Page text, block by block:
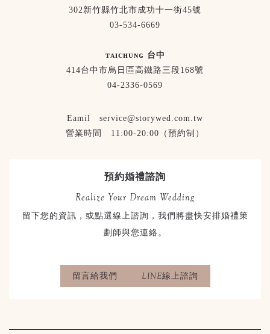
302新竹縣竹北市成功十一街45號
03-534-6669
ᴛᴀɪᴄʜᴜɴɢ 台中
414台中市烏日區高鐵路三段168號
04-2336-0569
Eamil service@storywed.com.tw
營業時間 11:00-20:00（預約制）
預約婚禮諮詢
Realize Your Dream Wedding
留下您的資訊，或點選線上諮詢，我們將盡快安排婚禮策
劃師與您連絡。
留言給我們 LINE線上諮詢